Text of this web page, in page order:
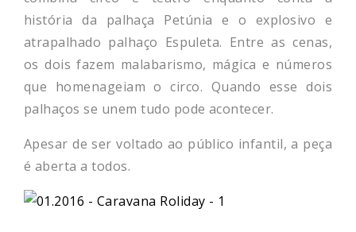
história da palhaça Petúnia e o explosivo e
atrapalhado palhaço Espuleta. Entre as cenas,
os dois fazem malabarismo, mágica e números
que homenageiam o circo. Quando esse dois
palhaços se unem tudo pode acontecer.
Apesar de ser voltado ao público infantil, a peça
é aberta a todos.